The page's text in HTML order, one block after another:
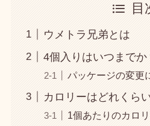
目
ウメトラ兄弟とは
4個入りはいつまでか
パッケージの変更
カロリーはどれくら
1個あたりのカロ